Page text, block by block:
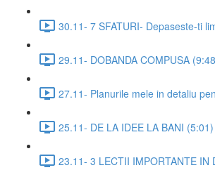
30.11- 7 SFATURI- Depaseste-ti
29.11- DOBANDA COMPUSA
27.11- Planurile mele in detaliu
25.11- DE LA IDEE LA BANI (5:01)
23.11- 3 LECTII IMPORTANTE IN